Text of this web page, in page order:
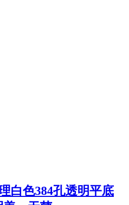
白色384孔透明平底